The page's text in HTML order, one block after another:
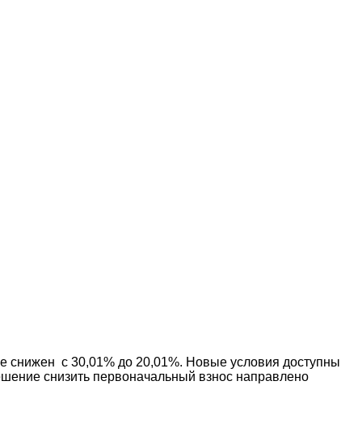
снижен с 30,01% до 20,01%. Новые условия доступны
снизить первоначальный взнос направлено